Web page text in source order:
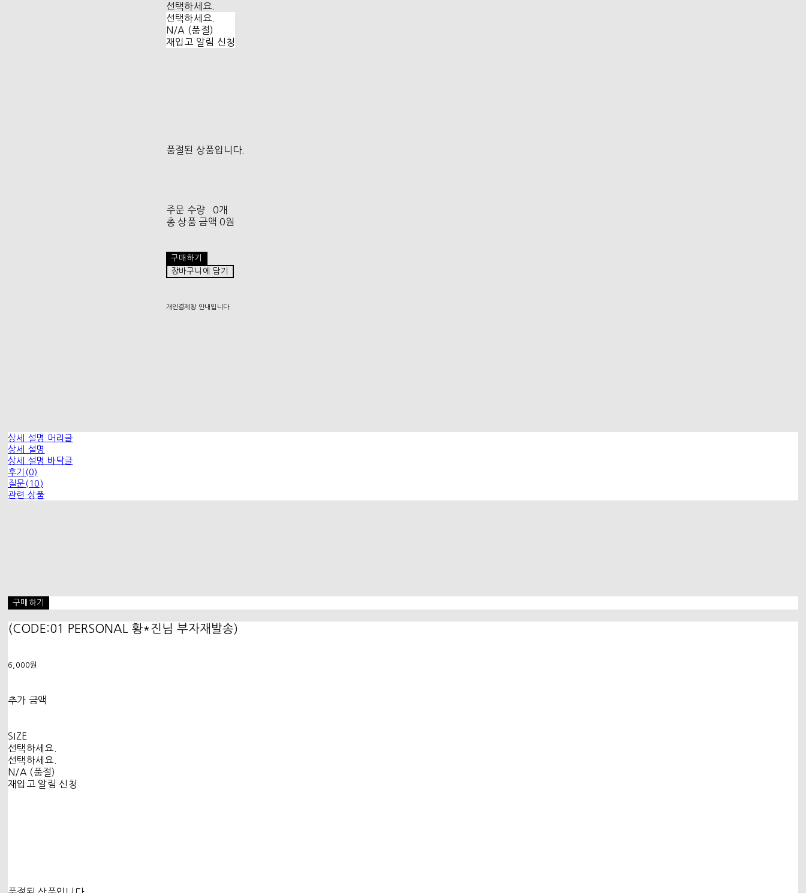
선택하세요.
선택하세요.
N/A (품절)
재입고 알림 신청
품절된 상품입니다.
주문 수량
0개
총 상품 금액 0원
구매하기
장바구니에 담기
개인결제창 안내입니다.
상세 설명 머리글
상세 설명
상세 설명 바닥글
후기(0)
질문(10)
관련 상품
구매하기
(CODE:01 PERSONAL 황*진님 부자재발송)
6,000원
추가 금액
SIZE
선택하세요.
선택하세요.
N/A (품절)
재입고 알림 신청